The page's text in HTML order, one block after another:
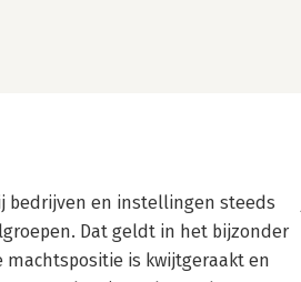
bedrijven en instellingen steeds
Dat geldt in het bijzonder
is kwijtgeraakt en